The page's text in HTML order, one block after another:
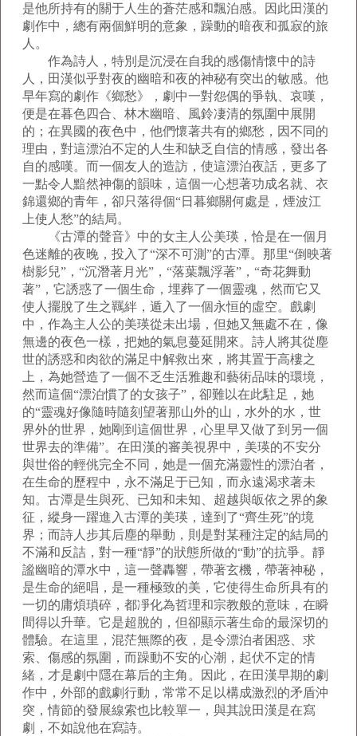
是他所持有的關于人生的蒼茫感和飄泊感。因此田漢的
劇作中，總有兩個鮮明的意象，躁動的暗夜和孤寂的旅
人。
作為詩人，特別是沉浸在自我的感傷情懷中的詩
人，田漢似乎對夜的幽暗和夜的神秘有突出的敏感。他
早年寫的劇作《鄉愁》，劇中一對怨偶的爭執、哀嘆，
便是在暮色四合、林木幽暗、風鈴凄清的氛圍中展開
的；在異國的夜色中，他們懷著共有的鄉愁，因不同的
理由，對這漂泊不定的人生和缺乏自信的情感，發出各
自的感嘆。而一個友人的造訪，使這漂泊夜話，更多了
一點令人黯然神傷的韻味，這個一心想著功成名就、衣
錦還鄉的青年，卻只落得個“日暮鄉關何處是，煙波江
上使人愁”的結局。
《古潭的聲音》中的女主人公美瑛，恰是在一個月
色迷離的夜晚，投入了“深不可測”的古潭。那里“倒映著
樹影兒”，“沉潛著月光”，“落葉飄浮著”，“奇花舞動
著”，它誘惑了一個生命，埋葬了一個靈魂，然而它又
使人擺脫了生之羈絆，遁入了一個永恒的虛空。戲劇
中，作為主人公的美瑛從未出場，但她又無處不在，像
無邊的夜色一樣，把她的氣息蔓延開來。詩人將其從塵
世的誘惑和肉欲的滿足中解救出來，將其置于高樓之
上，為她營造了一個不乏生活雅趣和藝術品味的環境，
然而這個“漂泊慣了的女孩子”，卻難以在此駐足，她
的“靈魂好像隨時隨刻望著那山外的山，水外的水，世
界外的世界，她剛到這個世界，心里早又做了到另一個
世界去的準備”。在田漢的審美視界中，美瑛的不安分
與世俗的輕佻完全不同，她是一個充滿靈性的漂泊者，
在生命的歷程中，永不滿足于已知，而永遠渴求著未
知。古潭是生與死、已知和未知、超越與皈依之界的象
征，縱身一躍進入古潭的美瑛，達到了“齊生死”的境
界；而詩人步其后塵的舉動，則是對某種注定的結局的
不滿和反詰，對一種“靜”的狀態所做的“動”的抗爭。靜
謐幽暗的潭水中，這一聲轟響，帶著玄機，帶著神秘，
是生命的絕唱，是一種極致的美，它使得生命所具有的
一切的庸煩瑣碎，都凈化為哲理和宗教般的意味，在瞬
間得以升華。它是超脫的，但卻顯示著生命的最深切的
體驗。在這里，混茫無際的夜，是令漂泊者困惑、求
索、傷感的氛圍，而躁動不安的心潮，起伏不定的情
緒，才是劇中隱在幕后的主角。因此，在田漢早期的劇
作中，外部的戲劇行動，常常不足以構成激烈的矛盾沖
突，情節的發展線索也比較單一，與其說田漢是在寫
劇，不如說他在寫詩。